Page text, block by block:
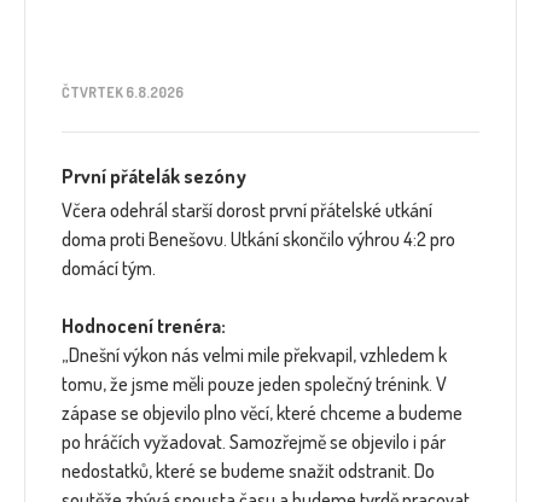
ČTVRTEK 6.8.2026
První přátelák sezóny
Včera odehrál starší dorost první přátelské utkání
doma proti Benešovu. Utkání skončilo výhrou 4:2 pro
domácí tým.
Hodnocení trenéra:
„Dnešní výkon nás velmi mile překvapil, vzhledem k
tomu, že jsme měli pouze jeden společný trénink. V
zápase se objevilo plno věcí, které chceme a budeme
po hráčích vyžadovat. Samozřejmě se objevilo i pár
nedostatků, které se budeme snažit odstranit. Do